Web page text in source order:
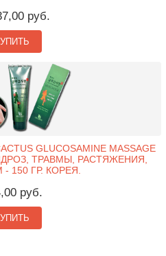
руб.
GLUCOSAMINE MASSAGE
ТРАВМЫ, РАСТЯЖЕНИЯ,
150 ГР. КОРЕЯ.
руб.